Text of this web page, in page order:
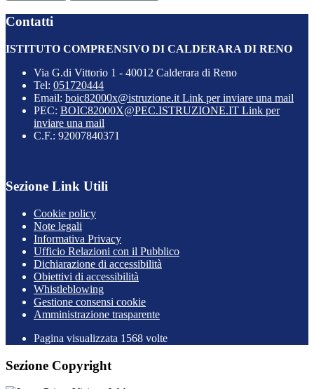
Contatti
ISTITUTO COMPRENSIVO DI CALDERARA DI RENO
Via G.di Vittorio 1 - 40012 Calderara di Reno
Tel: 051720444
Email: boic82000x@istruzione.it Link per inviare una mail
PEC: BOIC82000X@PEC.ISTRUZIONE.IT Link per
inviare una mail
C.F.: 92007840371
Sezione Link Utili
Cookie policy
Note legali
Informativa Privacy
Ufficio Relazioni con il Pubblico
Dichiarazione di accessibilità
Obiettivi di accessibilità
Whistleblowing
Gestione consensi cookie
Amministrazione trasparente
Pagina visualizzata 1568 volte
Sezione Copyright